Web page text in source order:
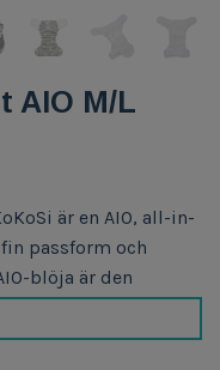
AIO M/L
är en AIO, all-in-
passform och
blöja är den